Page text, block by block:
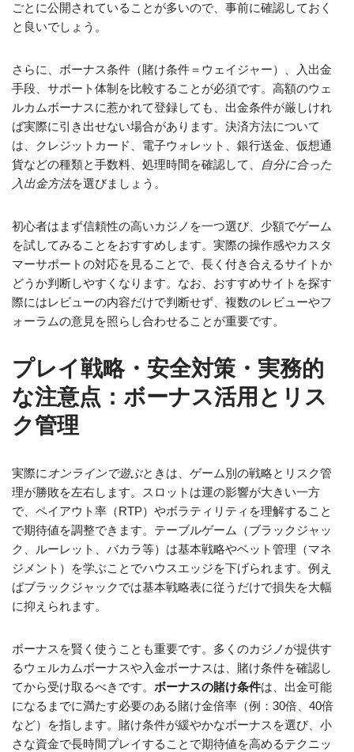
ごとに公開されていることが多いので、事前に確認しておく
と良いでしょう。
さらに、ボーナス条件（賭け条件＝ウェイジャー）、入出金
手段、サポート体制を比較することが必須です。高額のウェ
ルカムボーナスに惹かれて登録しても、出金条件が厳しけれ
ば実際に引き出せない場合があります。決済方法について
は、クレジットカード、電子ウォレット、銀行送金、仮想通
貨などの種類と手数料、処理時間を確認して、
自分に合った
入出金方法を選びましょう。
初心者はまず信頼性の高いカジノを一つ選び、少額でゲーム
を試してみることをおすすめします。実際の操作感やカスタ
マーサポートの対応を見ることで、長く付き合えるサイトか
どうか判断しやすくなります。なお、おすすめサイトを探す
際にはレビューの内容だけで判断せず、複数のレビューやフ
ォーラムの意見を照らし合わせることが重要です。
プレイ戦略・安全対策・実務的
な注意点：ボーナス活用とリス
ク管理
実際に オンラインで遊ぶときは、ゲーム別の戦略とリスク管
理が勝敗を左右します。スロットは運の影響が大きい一方
で、ペイアウト率（RTP）やボラティリティを理解すること
で期待値を調整できます。テーブルゲーム（ブラックジャッ
ク、ルーレット、バカラ等）は基本戦略やベット管理（マネ
ジメント）を学ぶことでハウスエッジを下げられます。例え
ばブラックジャックでは基本戦略表に従うだけで損失を大幅
に抑えられます。
ボーナスを賢く使うことも重要です。多くのカジノが提供す
るウェルカムボーナスや入金ボーナスは、賭け条件を確認し
てから受け取るべきです。 ボーナスの賭け条件は、出金可能
になるまでに満たす必要のある賭け金倍率（例：30倍、40倍
など）を指します。賭け条件が緩やかなボーナスを選び、小
さな資金で長時間プレイすることで期待値を高めるテクニッ